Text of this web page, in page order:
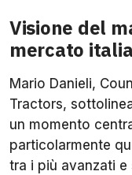
Visione del
mercato
Mario Danieli,
Tractors,
un momento
particolarmente
tra i più avanzati